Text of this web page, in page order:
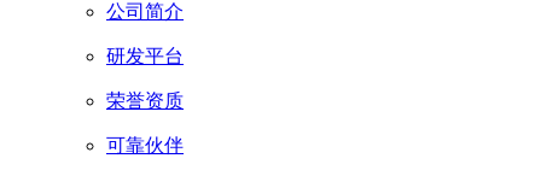
公司简介
研发平台
荣誉资质
可靠伙伴